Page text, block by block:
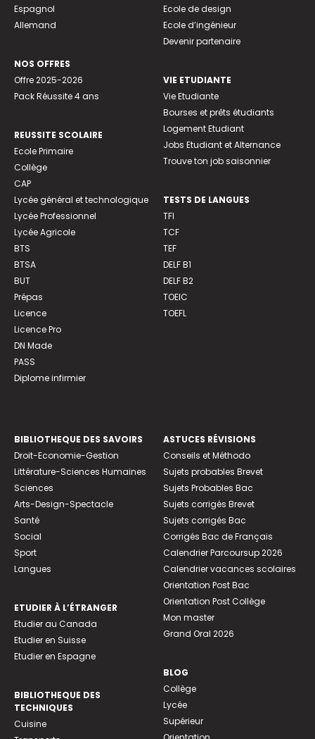
Espagnol
Allemand
NOS OFFRES
Offre 2025-2026
Pack Réussite 4 ans
REUSSITE SCOLAIRE
Ecole Primaire
Collège
CAP
Lycée général et technologique
Lycée Professionnel
Lycée Agricole
BTS
BTSA
BUT
Prépas
Licence
Licence Pro
DN Made
PASS
Diplome infirmier
Ecole de design
Ecole d’ingénieur
Devenir partenaire
VIE ETUDIANTE
Vie Etudiante
Bourses et prêts étudiants
Logement Etudiant
Jobs Etudiant et Alternance
Trouve ton job saisonnier
TESTS DE LANGUES
TFI
TCF
TEF
DELF B1
DELF B2
TOEIC
TOEFL
BIBLIOTHEQUE DES SAVOIRS
Droit-Economie-Gestion
Littérature-Sciences Humaines
Sciences
Arts-Design-Spectacle
Santé
Social
Sport
Langues
ETUDIER À L’ÉTRANGER
Etudier au Canada
Etudier en Suisse
Etudier en Espagne
BIBLIOTHEQUE DES
TECHNIQUES
Cuisine
ASTUCES RÉVISIONS
Conseils et Méthodo
Sujets probables Brevet
Sujets Probables Bac
Sujets corrigés Brevet
Sujets corrigés Bac
Corrigés Bac de Français
Calendrier Parcoursup 2026
Calendrier vacances scolaires
Orientation Post Bac
Orientation Post Collège
Mon master
Grand Oral 2026
BLOG
Collège
Lycée
Supérieur